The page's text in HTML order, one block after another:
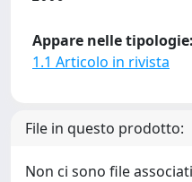
Appare nelle tipologie:
1.1 Articolo in rivista
File in questo prodotto:
Non ci sono file